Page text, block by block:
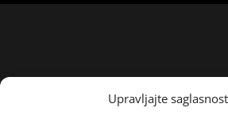
Upravljajte